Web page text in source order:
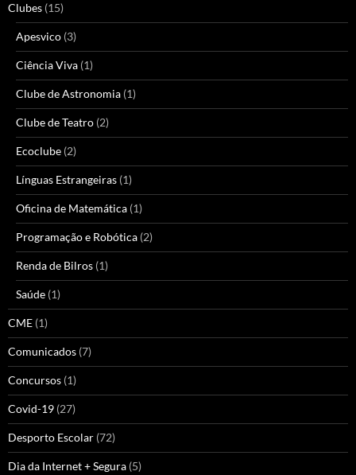
Clubes (15)
Apesvico (3)
Ciência Viva (1)
Clube de Astronomia (1)
Clube de Teatro (2)
Ecoclube (2)
Línguas Estrangeiras (1)
Oficina de Matemática (1)
Programação e Robótica (2)
Renda de Bilros (1)
Saúde (1)
CME (1)
Comunicados (7)
Concursos (1)
Covid-19 (27)
Desporto Escolar (72)
Dia da Internet + Segura (5)